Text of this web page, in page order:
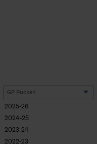
2025-26
2024-25
2023-24
2022-23